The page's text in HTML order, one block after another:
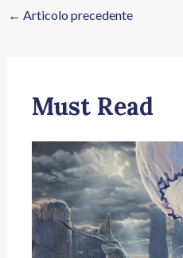
← Articolo precedente
Must Read